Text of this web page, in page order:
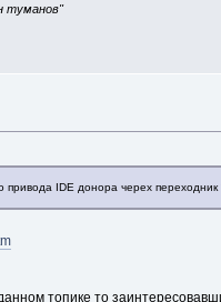
туманов"
привода IDE донора черех переходник
топике то